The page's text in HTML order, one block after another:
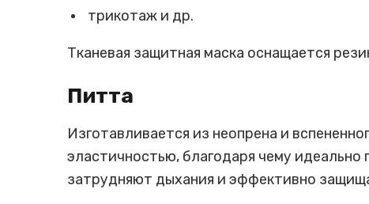
трикотаж и др.
Тканевая защитная маска оснащается
Питта
Изготавливается из неопрена и
эластичностью, благодаря чему
затрудняют дыхания и эффективно